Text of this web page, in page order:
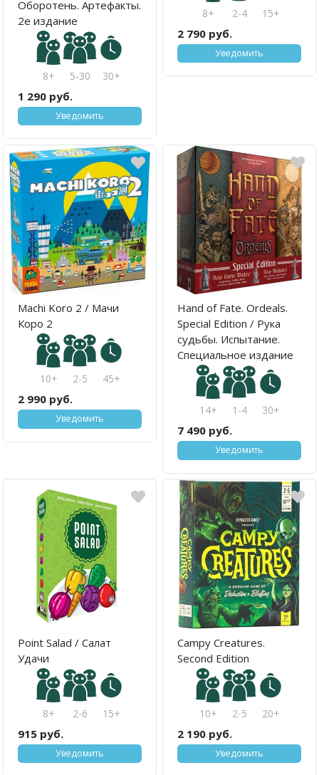
Оборотень. Артефакты.
2е издание
8+ 5-30 30+
1 290 руб.
Уведомить
8+ 2-4 15+
2 790 руб.
Уведомить
Machi Koro 2 / Мачи
Коро 2
10+ 2-5 45+
2 990 руб.
Уведомить
Hand of Fate. Ordeals.
Special Edition / Рука
судьбы. Испытание.
Специальное издание
14+ 1-4 30+
7 490 руб.
Уведомить
Point Salad / Салат
Удачи
8+ 2-6 15+
915 руб.
Уведомить
Campy Creatures.
Second Edition
10+ 2-5 20+
2 190 руб.
Уведомить